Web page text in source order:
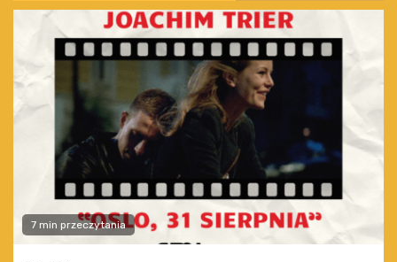
7 min przeczytania